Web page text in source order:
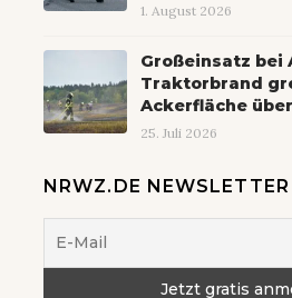
1. August 2026
Großeinsatz bei
Traktorbrand
Ackerfläche über
25. Juli 2026
NRWZ.DE NEWSLETTER